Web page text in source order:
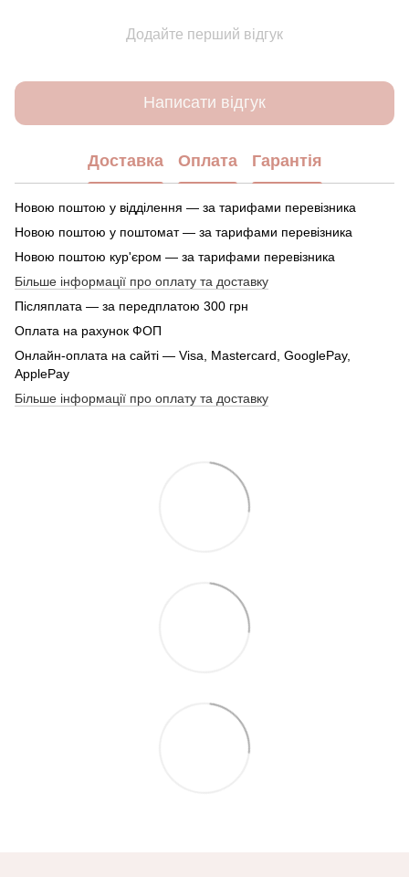
Додайте перший відгук
Написати відгук
Доставка Оплата Гарантія
Новою поштою у відділення — за тарифами перевізника
Новою поштою у поштомат — за тарифами перевізника
Новою поштою кур'єром — за тарифами перевізника
Більше інформації про оплату та доставку
Післяплата — за передплатою 300 грн
Оплата на рахунок ФОП
Онлайн-оплата на сайті — Visa, Mastercard, GooglePay,
ApplePay
Більше інформації про оплату та доставку